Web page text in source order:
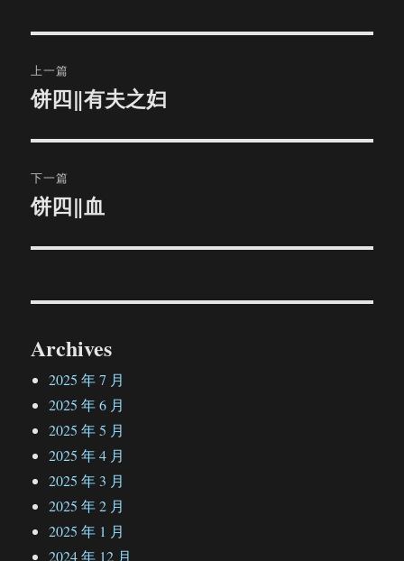
章
航
上一篇
上
文
章：
饼四‖有夫之妇
下一篇
下
文
饼四‖血
Archives
2025 年 7 月
2025 年 6 月
2025 年 5 月
2025 年 4 月
2025 年 3 月
2025 年 2 月
2025 年 1 月
2024 年 12 月